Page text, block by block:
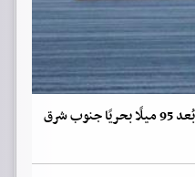
انفجار عنيف بالقرب من سفينة على بُعد 95 ميلًا بحريًا جنوب شرق